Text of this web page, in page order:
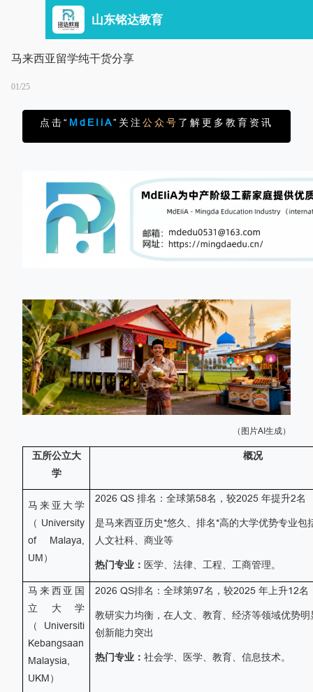
山东铭达教育
马来西亚留学纯干货分享
01/25
点击“ MdEIiA”关注 公众号 了解更多教育资讯
（图片AI生成）
五所公立大
学
概况
马来亚大学
（ University
of Malaya,
UM）
2026 QS排名：全球第58名，较2025年提升2名
是马来西亚历史*悠久、排名*高的大学优势专业包
人文社科、商业等
热门专业： 医学、法律、工程、工商管理。
马来西亚国
立大学
（ Universiti
Kebangsaan
Malaysia,
UKM）
2026 QS排名：全球第97名，较2025年上升12名
教研实力均衡，在人文、教育、经济等领域优势
创新能力突出
热门专业：社会学、医学、教育、信息技术。